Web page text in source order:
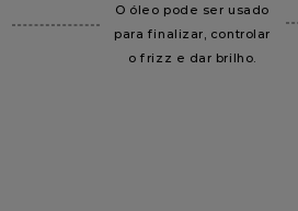
O óleo pode ser usado
para finalizar, controlar
o frizz e dar brilho.